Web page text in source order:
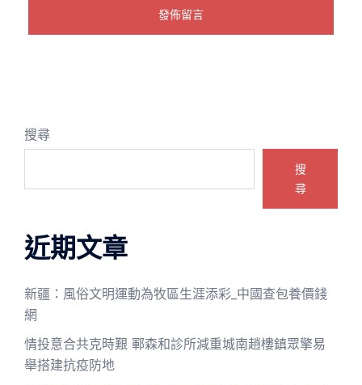
搜尋
搜
尋
近期文章
新疆：風俗文明運動為牧區生涯添彩_中國查包養價錢
網
情投意合共克時艱 鄆森和診所減重城南趙樓鎮眾擎易
舉搭建抗疫防地